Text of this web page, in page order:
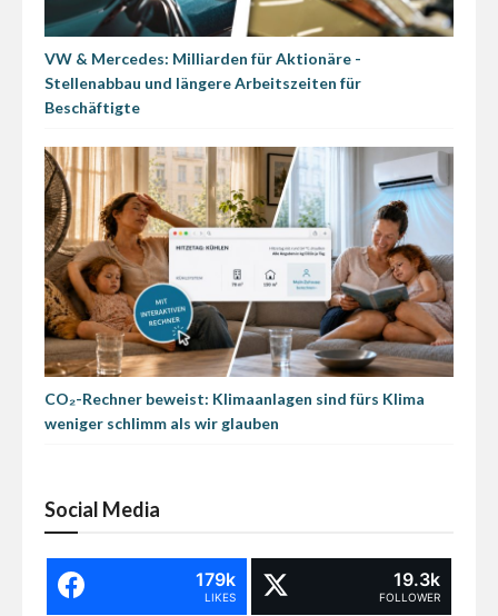
VW & Mercedes: Milliarden für Aktionäre -
Stellenabbau und längere Arbeitszeiten für
Beschäftigte
CO₂-Rechner beweist: Klimaanlagen sind fürs Klima
weniger schlimm als wir glauben
Social Media
179k
LIKES
19.3k
FOLLOWER